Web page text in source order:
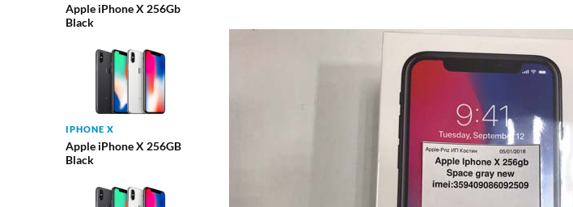
Apple iPhone X 256Gb
Black
IPHONE X
Apple iPhone X 256GB
Black